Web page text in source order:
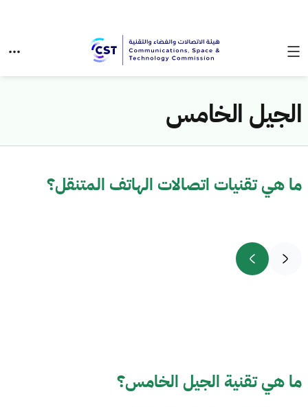
الجيل الخامس
ما هي تقنيات اتصالات الهاتف المتنقل؟
ما هي تقنية الجيل الخامس؟